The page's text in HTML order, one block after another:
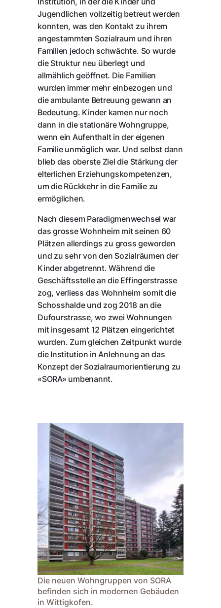
Jugendlichen vollzeitig betreut werden
konnten, was den Kontakt zu ihrem
angestammten Sozialraum und ihren
Familien jedoch schwächte. So wurde
die Struktur neu überlegt und
allmählich geöffnet. Die Familien
wurden immer mehr einbezogen und
die ambulante Betreuung gewann an
Bedeutung. Kinder kamen nur noch
dann in die stationäre Wohngruppe,
wenn ein Aufenthalt in der eigenen
Familie unmöglich war. Und selbst dann
blieb das oberste Ziel die Stärkung der
elterlichen Erziehungskompetenzen,
um die Rückkehr in die Familie zu
ermöglichen.
Nach diesem Paradigmenwechsel war
das grosse Wohnheim mit seinen 60
Plätzen allerdings zu gross geworden
und zu sehr von den Sozialräumen der
Kinder abgetrennt. Während die
Geschäftsstelle an die Effingerstrasse
zog, verliess das Wohnheim somit die
Schosshalde und zog 2018 an die
Dufourstrasse, wo zwei Wohnungen
mit insgesamt 12 Plätzen eingerichtet
wurden. Zum gleichen Zeitpunkt wurde
die Institution in Anlehnung an das
Konzept der Sozialraumorientierung zu
«SORA» umbenannt.
Die neuen Wohngruppen von SORA
befinden sich in modernen Gebäuden
in Wittigkofen.